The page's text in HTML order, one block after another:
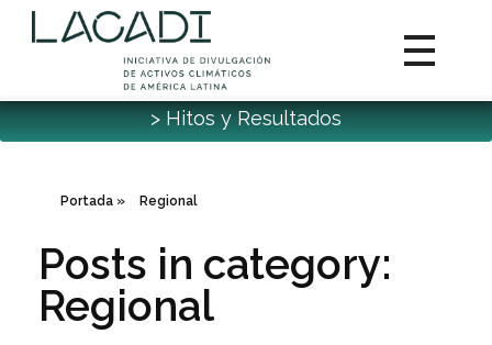
> Hitos y Resultados
Portada » Regional
Posts in category:
Regional